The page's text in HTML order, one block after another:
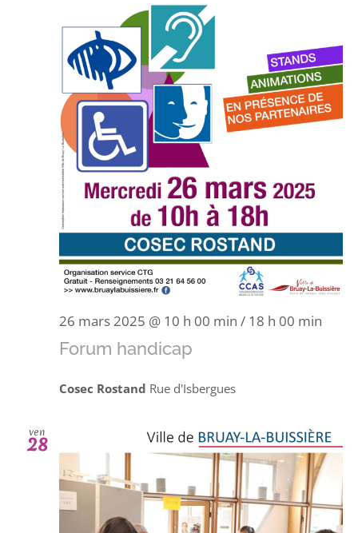
26 mars 2025 @ 10 h 00 min / 18 h 00 min
Forum handicap
Cosec Rostand Rue d'Isbergues
ven
28